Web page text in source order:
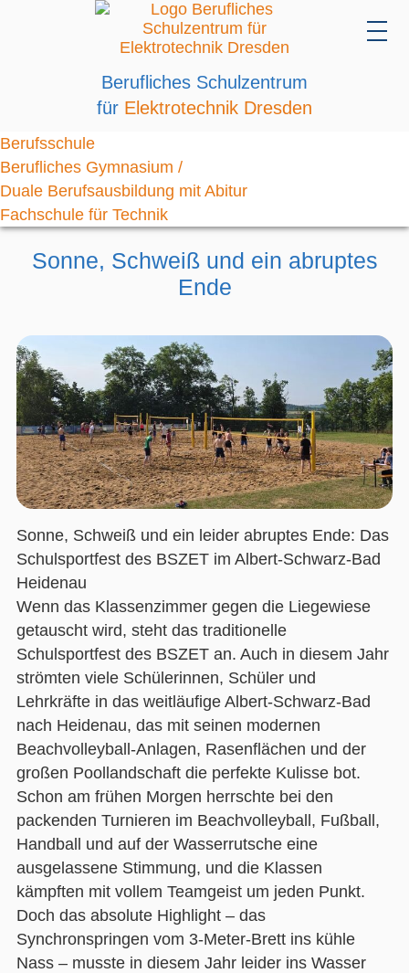
Berufliches Schulzentrum
für Elektrotechnik Dresden
Berufsschule
Berufliches Gymnasium /
Duale Berufsausbildung mit Abitur
Fachschule für Technik
Sonne, Schweiß und ein abruptes
Ende
Sonne, Schweiß und ein leider abruptes Ende: Das
Schulsportfest des BSZET im Albert-Schwarz-Bad
Heidenau
Wenn das Klassenzimmer gegen die Liegewiese
getauscht wird, steht das traditionelle
Schulsportfest des BSZET an. Auch in diesem Jahr
strömten viele Schülerinnen, Schüler und
Lehrkräfte in das weitläufige Albert-Schwarz-Bad
nach Heidenau, das mit seinen modernen
Beachvolleyball-Anlagen, Rasenflächen und der
großen Poollandschaft die perfekte Kulisse bot.
Schon am frühen Morgen herrschte bei den
packenden Turnieren im Beachvolleyball, Fußball,
Handball und auf der Wasserrutsche eine
ausgelassene Stimmung, und die Klassen
kämpften mit vollem Teamgeist um jeden Punkt.
Doch das absolute Highlight – das
Synchronspringen vom 3-Meter-Brett ins kühle
Nass – musste in diesem Jahr leider ins Wasser